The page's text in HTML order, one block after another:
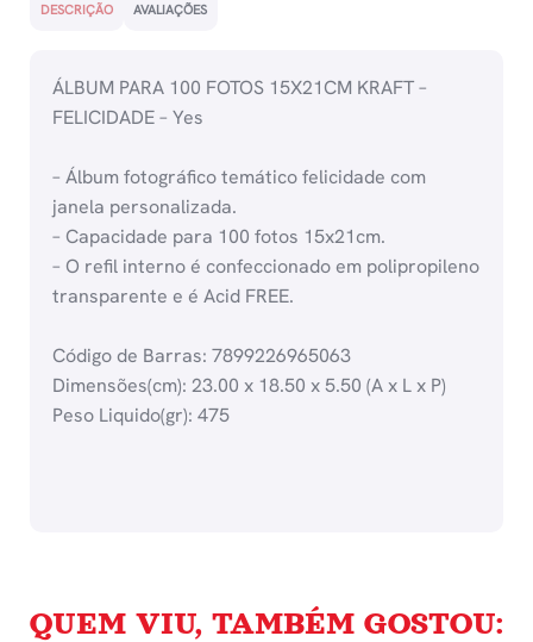
DESCRIÇÃO AVALIAÇÕES
ÁLBUM PARA 100 FOTOS 15X21CM KRAFT –
FELICIDADE – Yes
– Álbum fotográfico temático felicidade com
janela personalizada.
– Capacidade para 100 fotos 15x21cm.
– O refil interno é confeccionado em polipropileno
transparente e é Acid FREE.
Código de Barras: 7899226965063
Dimensões(cm): 23.00 x 18.50 x 5.50 (A x L x P)
Peso Liquido(gr): 475
QUEM VIU, TAMBÉM GOSTOU: